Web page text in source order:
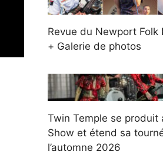
Revue du Newport Folk
+ Galerie de photos
Twin Temple se produit
Show et étend sa
l’automne 2026